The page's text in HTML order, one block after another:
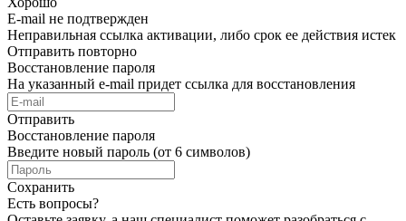
E-mail не подтвержден
Неправильная ссылка активации, либо срок ее действия истек
Отправить повторно
Восстановление пароля
На указанный e-mail придет ссылка для восстановления
Отправить
Восстановление пароля
Введите новый пароль (от 6 символов)
Сохранить
Есть вопросы?